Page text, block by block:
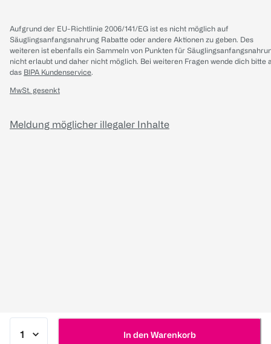
In den Warenkorb
Aufgrund der EU-Richtlinie 2006/141/EG ist es nicht möglich auf
Säuglingsanfangsnahrung Rabatte oder andere Aktionen zu geben. Des
weiteren ist ebenfalls ein Sammeln von Punkten für
nicht erlaubt und daher nicht möglich. Bei weiteren Fragen wende dich bitte
das BIPA Kundenservice.
MwSt. gesenkt
Meldung möglicher illegaler Inhalte